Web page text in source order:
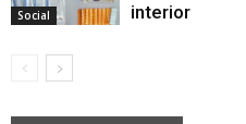
Social
interior